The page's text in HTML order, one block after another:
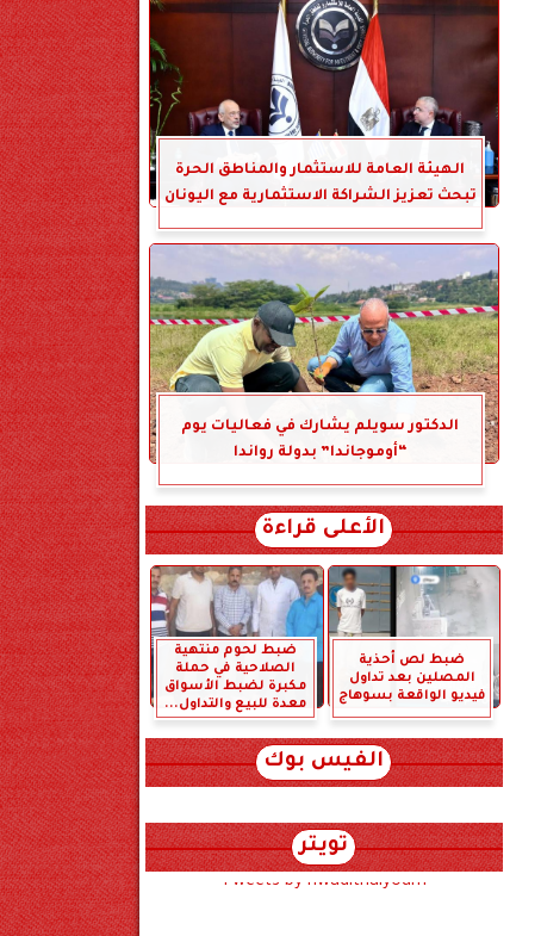
الهيئة العامة للاستثمار والمناطق الحرة
تبحث تعزيز الشراكة الاستثمارية مع اليونان
الدكتور سويلم يشارك في فعاليات يوم
“أوموجاندا” بدولة رواندا
الأعلى قراءة
ضبط لص أحذية
المصلين بعد تداول
فيديو الواقعة بسوهاج
ضبط لحوم منتهية
الصلاحية في حملة
مكبرة لضبط الأسواق
معدة للبيع والتداول...
الفيس بوك
تويتر
Tweets by hwadithalyoum